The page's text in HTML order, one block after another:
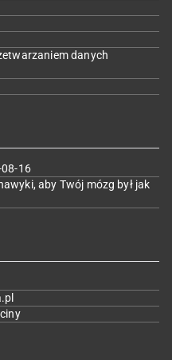
danych
16
aby Twój mózg był jak